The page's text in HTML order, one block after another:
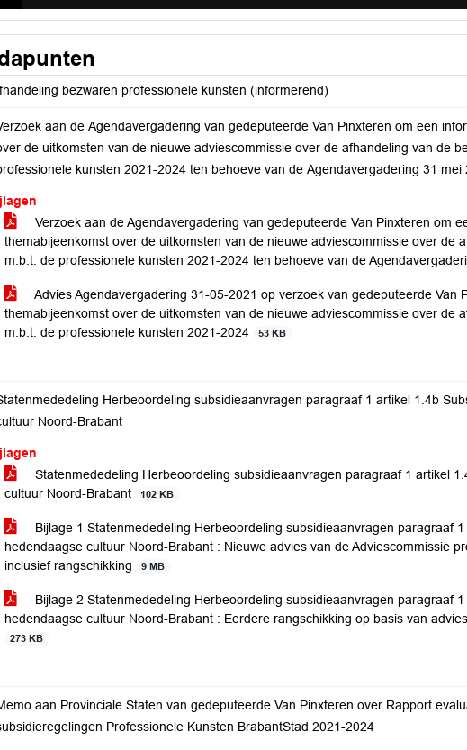
bezwaren professionele kunsten (informerend)
aan de Agendavergadering van gedeputeerde Van Pinxteren om een
de uitkomsten van de nieuwe adviescommissie over de afhandeling van de
kunsten 2021-2024 ten behoeve van de Agendavergadering 31 mei
Verzoek aan de Agendavergadering van gedeputeerde Van Pinxteren om
themabijeenkomst over de uitkomsten van de nieuwe adviescommissie over de
m.b.t. de professionele kunsten 2021-2024 ten behoeve van de
Advies Agendavergadering 31-05-2021 op verzoek van gedeputeerde Van
themabijeenkomst over de uitkomsten van de nieuwe adviescommissie over de
m.b.t. de professionele kunsten 2021-2024
53 KB
Herbeoordeling subsidieaanvragen paragraaf 1 artikel 1.4b
Noord-Brabant
Statenmededeling Herbeoordeling subsidieaanvragen paragraaf 1 artikel
cultuur Noord-Brabant
102 KB
Bijlage 1 Statenmededeling Herbeoordeling subsidieaanvragen paragraaf
hedendaagse cultuur Noord-Brabant : Nieuwe advies van de Adviescommissie
inclusief rangschikking
9 MB
Bijlage 2 Statenmededeling Herbeoordeling subsidieaanvragen paragraaf
hedendaagse cultuur Noord-Brabant : Eerdere rangschikking op basis van
273 KB
aan Provinciale Staten van gedeputeerde Van Pinxteren over Rapport
Professionele Kunsten BrabantStad 2021-2024